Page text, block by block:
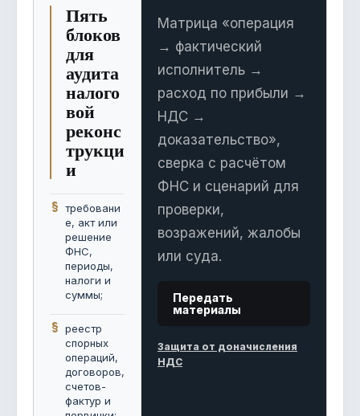
Пять
блоков
для
аудита
налого
вой
реконс
трукци
и
требовани
е, акт или
решение
ФНС,
периоды,
налоги и
суммы;
реестр
спорных
операций,
договоров,
счетов-
фактур и
Матрица «операция
→ фактический
исполнитель →
расход по прибыли →
НДС →
доказательство»,
сверка с расчётом
ФНС и сценарий для
проверки,
возражений, жалобы
или суда.
Передать
материалы
Защита от доначисления
НДС